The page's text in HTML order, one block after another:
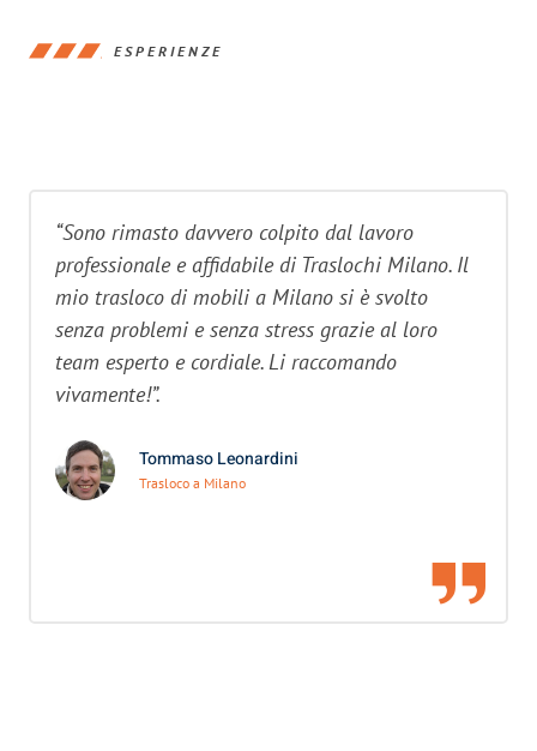
ESPERIENZE
“Sono rimasto davvero colpito dal lavoro
professionale e affidabile di Traslochi Milano. Il
mio trasloco di mobili a Milano si è svolto
senza problemi e senza stress grazie al loro
team esperto e cordiale. Li raccomando
vivamente!”.
Tommaso Leonardini
Trasloco a Milano